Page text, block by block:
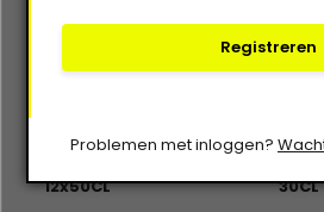
Registreren
Problemen met inloggen?
Nøgne Ø
12x50CL
30CL